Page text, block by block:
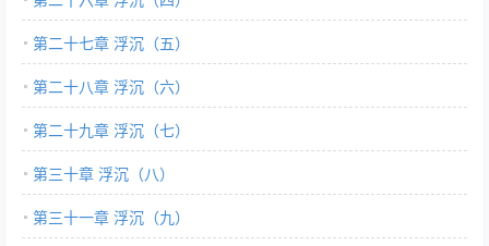
第二十七章 浮沉（五）
第二十八章 浮沉（六）
第二十九章 浮沉（七）
第三十章 浮沉（八）
第三十一章 浮沉（九）